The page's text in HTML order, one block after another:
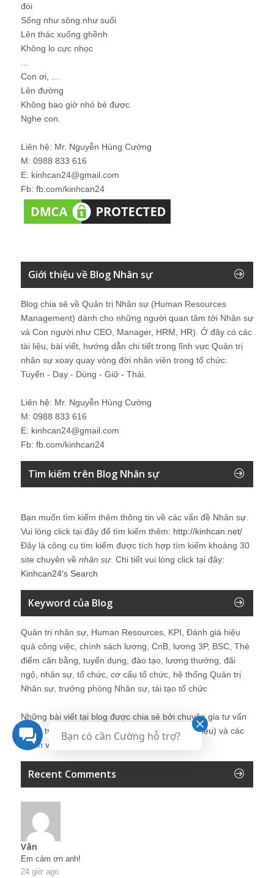
đói
Sống như sông như suối
Lên thác xuống ghềnh
Không lo cực nhọc
Con ơi, ...
Lên đường
Không bao giờ nhỏ bé được
Nghe con.
Liên hệ: Mr. Nguyễn Hùng Cường
M: 0988 833 616
E: kinhcan24@gmail.com
Fb: fb.com/kinhcan24
Giới thiệu về Blog Nhân sự
Blog chia sẻ về Quản trị Nhân sự (Human Resources
Management) dành cho những người quan tâm tới Nhân sự
và Con người như CEO, Manager, HRM, HR). Ở đây có các
tài liệu, bài viết, hướng dẫn chi tiết trong lĩnh vực Quản trị
nhân sự xoay quay vòng đời nhân viên trong tổ chức:
Tuyển - Dạy - Dùng - Giữ - Thải.
Liên hệ: Mr. Nguyễn Hùng Cường
M: 0988 833 616
E: kinhcan24@gmail.com
Fb: fb.com/kinhcan24
Tìm kiếm trên Blog Nhân sự
Bạn muốn tìm kiếm thêm thông tin về các vấn đề Nhân sự
Vui lòng click tại đây để tìm kiếm thêm: http://kinhcan.net/
Đây là công cụ tìm kiếm được tích hợp tìm kiếm khoảng 30
site chuyên về nhân sự. Chi tiết vui lòng click tại đây:
Kinhcan24′s Search
Keyword của Blog
Quản trị nhân sự, Human Resources, KPI, Đánh giá hiệu
quả công việc, chính sách lương, CnB, lương 3P, BSC, Thẻ
điểm cân bằng, tuyển dụng, đào tạo, lương thưởng, đãi
ngộ, nhân sự, tổ chức, cơ cấu tổ chức, hệ thống Quản trị
Nhân sự, trưởng phòng Nhân sự, tái tạo tổ chức
Những bài viết tại blog được chia sẻ bởi chuyên gia tư vấn
Quản trị Nhân sự Nguyễn Hùng Cường (giới thiệu) và các
thành viên khác trong cộng đồng Nhân sự.
Recent Comments
Vân
Em cảm ơn anh!
24 giờ ago
Bạn có cần Cường hỗ trợ?